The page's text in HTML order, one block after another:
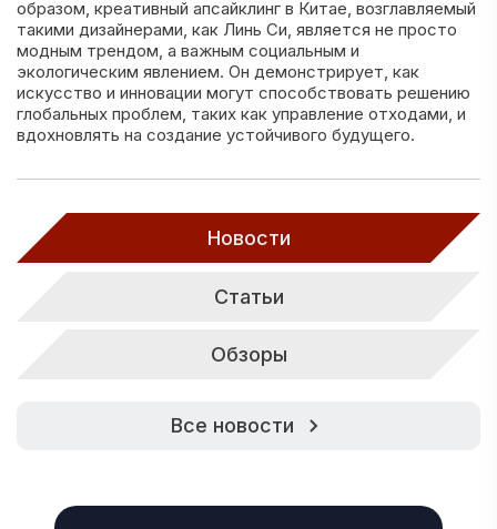
образом, креативный апсайклинг в Китае, возглавляемый
такими дизайнерами, как Линь Си, является не просто
модным трендом, а важным социальным и
экологическим явлением. Он демонстрирует, как
искусство и инновации могут способствовать решению
глобальных проблем, таких как управление отходами, и
вдохновлять на создание устойчивого будущего.
Новости
Статьи
Обзоры
Все новости